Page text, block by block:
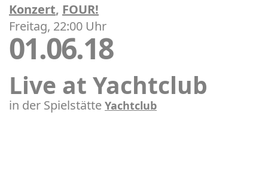
Konzert, FOUR!
Freitag, 22:00 Uhr
01.06.18
Live at Yachtclub
in der Spielstätte Yachtclub